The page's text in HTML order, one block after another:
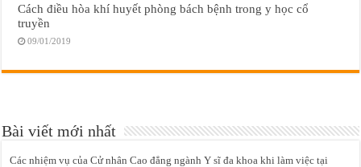
Cách điều hòa khí huyết phòng bách bệnh trong y học cổ
truyền
09/01/2019
Bài viết mới nhất
Các nhiệm vụ của Cử nhân Cao đẳng ngành Y sĩ đa khoa khi làm việc tại